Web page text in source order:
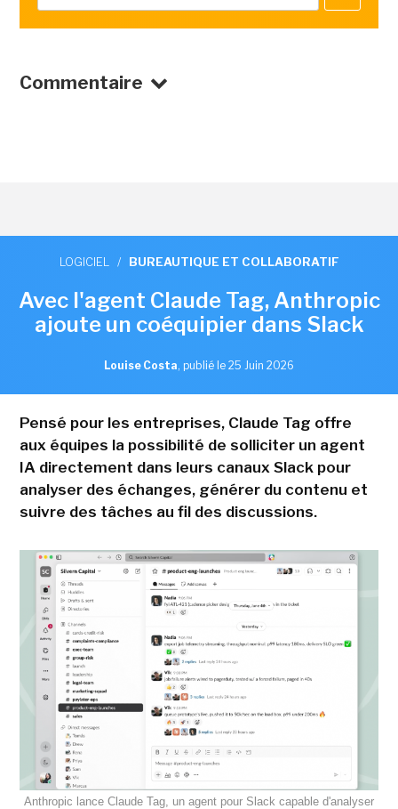
Commentaire
LOGICIEL / BUREAUTIQUE ET COLLABORATIF
Avec l'agent Claude Tag, Anthropic
ajoute un coéquipier dans Slack
Louise Costa, publié le 25 Juin 2026
Pensé pour les entreprises, Claude Tag offre
aux équipes la possibilité de solliciter un agent
IA directement dans leurs canaux Slack pour
analyser des échanges, générer du contenu et
suivre des tâches au fil des discussions.
Anthropic lance Claude Tag, un agent pour Slack capable d'analyser